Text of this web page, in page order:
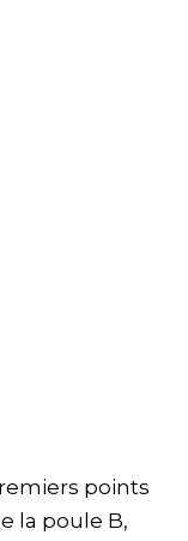
points
la poule B,